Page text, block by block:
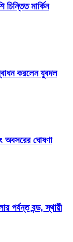
মার্কিন
করলেন যুবদল
অবসরের ঘোষণা
পর্যন্ত বন্ড, স্থায়ী